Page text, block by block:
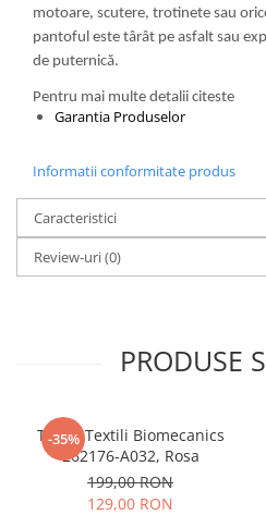
motoare, scutere, trotinete sau
pantoful este târât pe asfalt sau
de puternică.
Pentru mai multe detalii citeste
Garantia Produselor
Informatii conformitate produs
Caracteristici
Review-uri(0)
PRODUSE
-35%
Tenisi Textili Biomecanics
262176-A032, Rosa
199,00 RON
129,00 RON